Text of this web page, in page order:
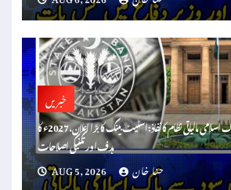
خبریں
پاکستان میں سود سے پاک اسلامی مالیاتی نظام کا نفاذ: اسٹیٹ بینک کا بڑا اعلان، 2027ء کا
ہدف اور تکنیکی اصلاحات
AUG 5, 2026
حنا خان